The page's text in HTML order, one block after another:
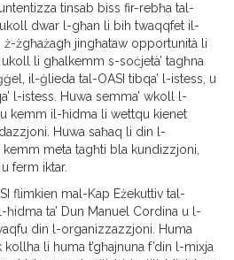
tinsab biss fir-rebħa tal-
dwar l-għan li bih twaqqfet il-
żgħażagħ jingħataw opportunità li
li għalkemm s-soċjetà’ tagħna
il-ġlieda tal-OASI tibqa’ l-istess, u
l-istess. Huwa semma’ wkoll l-
kemm il-ħidma li wettqu kienet
Huwa saħaq li din l-
meta tagħti bla kundizzjoni,
ferm iktar.
flimkien mal-Kap Eżekuttiv tal-
ta’ Dun Manuel Cordina u l-
din l-organizzazzjoni. Huma
li huma t’għajnuna f’din l-mixja